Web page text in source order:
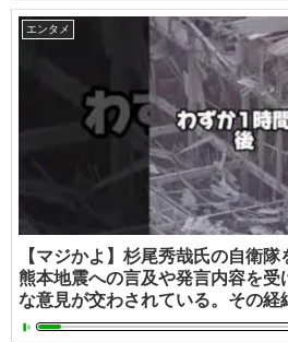
エンタメ
【マジかよ】杉尾秀哉氏の自衛隊
熊本地震への言及や発言内容を受
な意見が交わされている。その経